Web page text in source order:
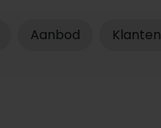
Aanbod Klanten